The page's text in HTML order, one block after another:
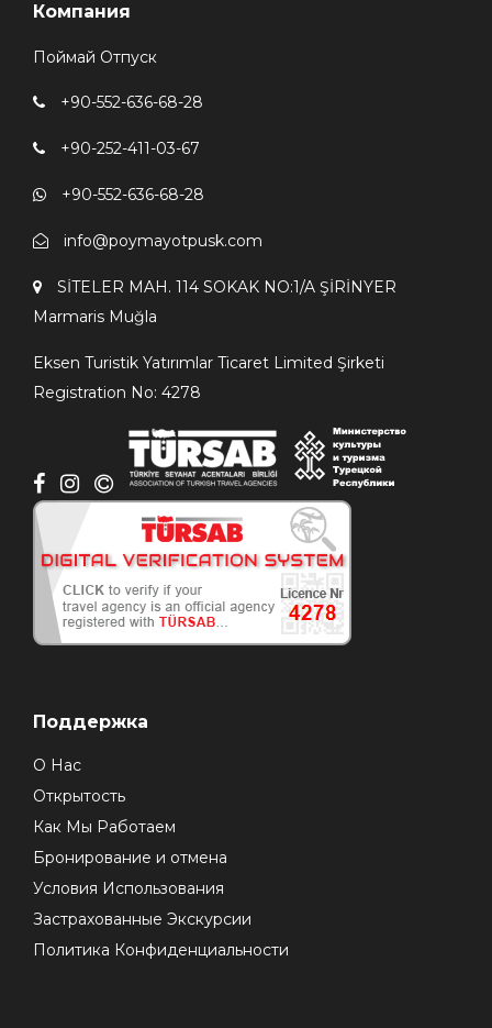
Компания
Поймай Отпуск
+90-552-636-68-28
+90-252-411-03-67
+90-552-636-68-28
info@poymayotpusk.com
SİTELER MAH. 114 SOKAK NO:1/A ŞİRİNYER
Мarmaris Мuğla
Eksen Turistik Yatırımlar Ticaret Limited Şirketi
Registration No: 4278
Поддержка
О Нас
Открытость
Как Мы Работаем
Бронирование и отмена
Условия Использования
Застрахованные Экскурсии
Политика Конфиденциальности